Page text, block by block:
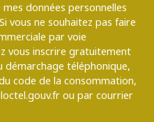
données personnelles
vous ne souhaitez pas faire
par voie
vous inscrire gratuitement
démarchage téléphonique,
code de la consommation,
ou par courrier